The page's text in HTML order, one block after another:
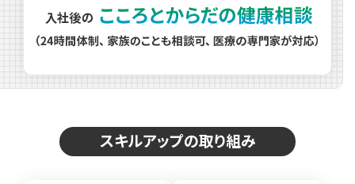
スキルアップの取り組み